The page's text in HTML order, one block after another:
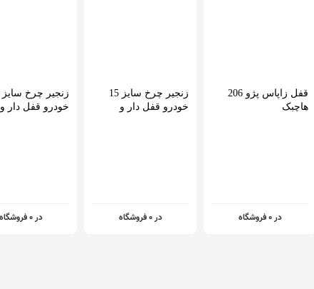
قفل زاپاس پژو 206
هاچبک
در 0 فروشگاه
زنجیر چرخ سایز 15
خودرو قفل دار و
در 0 فروشگاه
خودرو قفل دار و
در 0 فروشگاه